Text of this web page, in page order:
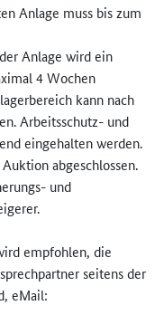
Anlage muss bis zum
Anlage wird ein
4 Wochen
kann nach
Arbeitsschutz- und
eingehalten werden.
abgeschlossen.
und
empfohlen, die
seitens der
eMail: